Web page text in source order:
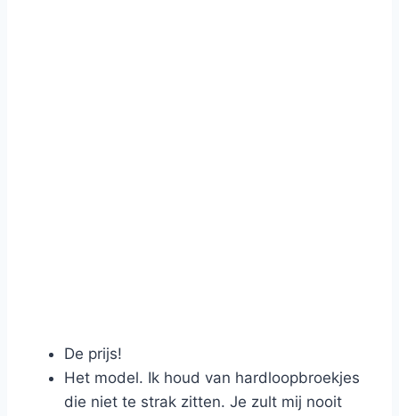
De prijs!
Het model. Ik houd van hardloopbroekjes
die niet te strak zitten. Je zult mij nooit